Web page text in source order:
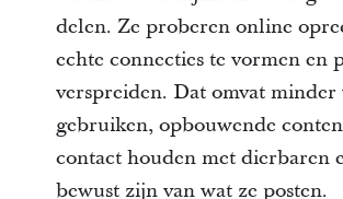
delen. Ze proberen online
echte connecties te vormen en
verspreiden. Dat omvat minder
gebruiken, opbouwende
contact houden met dierbaren
bewust zijn van wat ze posten.